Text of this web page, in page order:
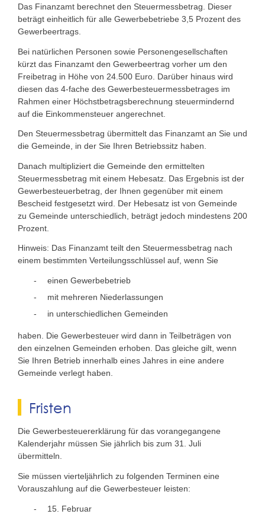
Das Finanzamt berechnet den Steuermessbetrag. Dieser
beträgt einheitlich für alle Gewerbebetriebe 3,5 Prozent des
Gewerbeertrags.
Bei natürlichen Personen sowie Personengesellschaften
kürzt das Finanzamt den Gewerbeertrag vorher um den
Freibetrag in Höhe von 24.500 Euro. Darüber hinaus wird
diesen das 4-fache des Gewerbesteuermessbetrages im
Rahmen einer Höchstbetragsberechnung steuermindernd
auf die Einkommensteuer angerechnet.
Den Steuermessbetrag übermittelt das Finanzamt an Sie und
die Gemeinde, in der Sie Ihren Betriebssitz haben.
Danach multipliziert die Gemeinde den ermittelten
Steuermessbetrag mit einem Hebesatz. Das Ergebnis ist der
Gewerbesteuerbetrag, der Ihnen gegenüber mit einem
Bescheid festgesetzt wird. Der Hebesatz ist von Gemeinde
zu Gemeinde unterschiedlich, beträgt jedoch mindestens 200
Prozent.
Hinweis: Das Finanzamt teilt den Steuermessbetrag nach
einem bestimmten Verteilungsschlüssel auf, wenn Sie
einen Gewerbebetrieb
mit mehreren Niederlassungen
in unterschiedlichen Gemeinden
haben. Die Gewerbesteuer wird dann in Teilbeträgen von
den einzelnen Gemeinden erhoben. Das gleiche gilt, wenn
Sie Ihren Betrieb innerhalb eines Jahres in eine andere
Gemeinde verlegt haben.
Fristen
Die Gewerbesteuererklärung für das vorangegangene
Kalenderjahr müssen Sie jährlich bis zum 31. Juli
übermitteln.
Sie müssen vierteljährlich zu folgenden Terminen eine
Vorauszahlung auf die Gewerbesteuer leisten:
15. Februar